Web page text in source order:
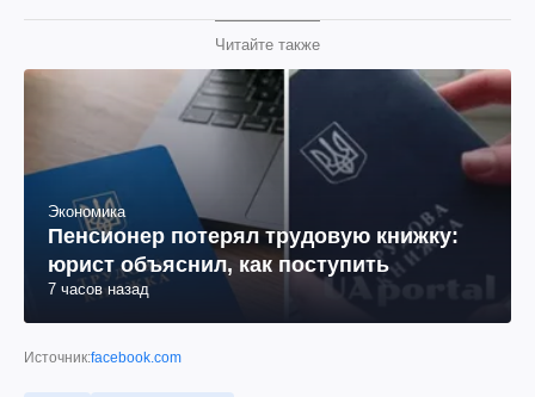
Читайте также
Экономика
Пенсионер потерял трудовую книжку:
юрист объяснил, как поступить
7 часов назад
Источник:facebook.com